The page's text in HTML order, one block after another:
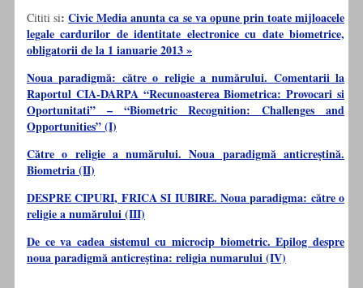
Cititi si:Civic Media anunta ca se va opune prin toate mijloacele
legale cardurilor de identitate electronice cu date biometrice,
obligatorii de la 1 ianuarie 2013 »
Noua paradigmă: către o religie a numărului. Comentarii la
Raportul CIA-DARPA “Recunoasterea Biometrica: Provocari si
Oportunitati” – “Biometric Recognition: Challenges and
Opportunities” (I)
Către o religie a numărului. Noua paradigmă anticreştină.
Biometria (II)
DESPRE CIPURI, FRICA SI IUBIRE. Noua paradigma: către o
religie a numărului (III)
De ce va cadea sistemul cu microcip biometric. Epilog despre
noua paradigmă anticreştina: religia numarului (IV)